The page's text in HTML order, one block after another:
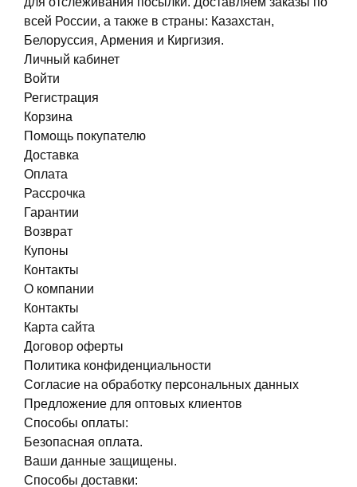
всей России, а также в страны: Казахстан,
Белоруссия, Армения и Киргизия.
Личный кабинет
Войти
Регистрация
Корзина
Помощь покупателю
Доставка
Оплата
Рассрочка
Гарантии
Возврат
Купоны
Контакты
О компании
Контакты
Карта сайта
Договор оферты
Политика конфиденциальности
Согласие на обработку персональных данных
Предложение для оптовых клиентов
Способы оплаты:
Безопасная оплата.
Ваши данные защищены.
Способы доставки: